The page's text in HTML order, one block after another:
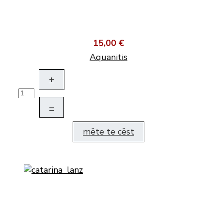
15,00 €
Aquanitis
+
–
mëte te cëst